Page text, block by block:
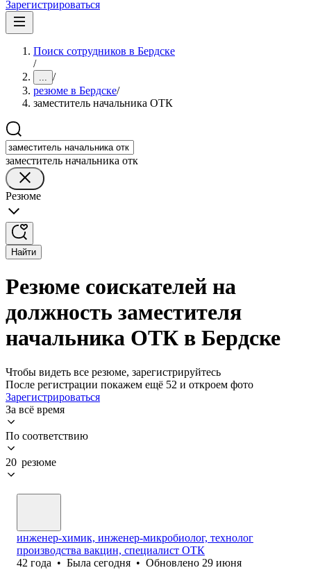
Зарегистрироваться
Поиск сотрудников в Бердске
/
... /
резюме в Бердске/
заместитель начальника ОТК
заместитель начальника отк
Резюме
Найти
Резюме соискателей на
должность заместителя
начальника ОТК в Бердске
Чтобы видеть все резюме, зарегистрируйтесь
После регистрации покажем ещё 52 и откроем фото
Зарегистрироваться
За всё время
По соответствию
20 резюме
инженер-химик, инженер-микробиолог, технолог
производства вакцин, специалист ОТК
42 года • Была сегодня • Обновлено 29 июня